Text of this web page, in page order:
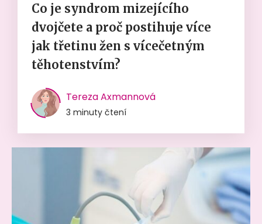
Co je syndrom mizejícího
dvojčete a proč postihuje více
jak třetinu žen s vícečetným
těhotenstvím?
Tereza Axmannová
3 minuty čtení